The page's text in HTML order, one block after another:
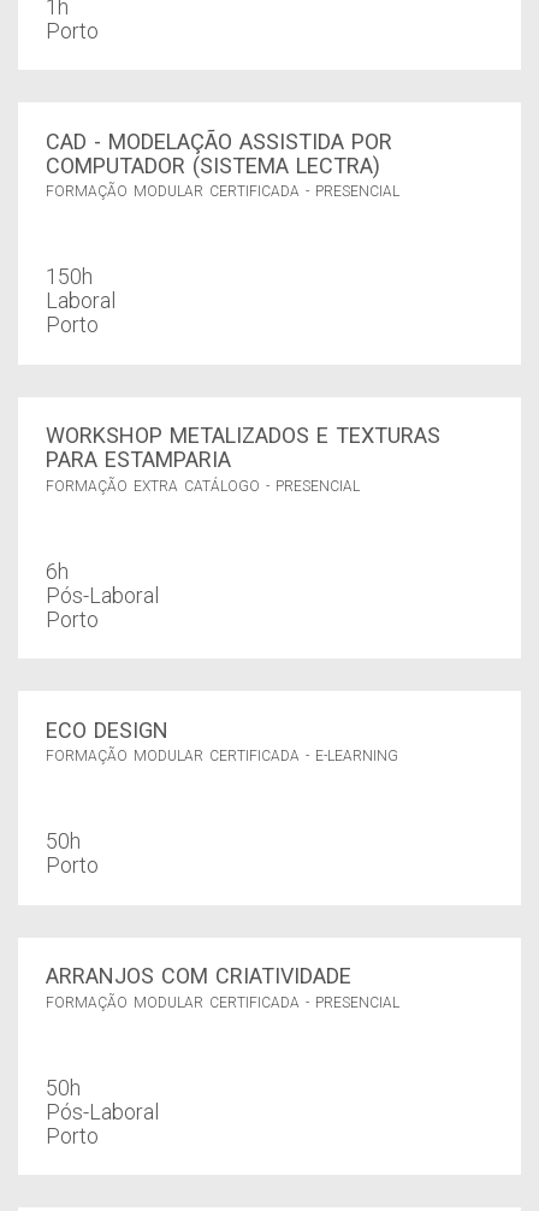
1h
Porto
CAD - MODELAÇÃO ASSISTIDA POR
COMPUTADOR (SISTEMA LECTRA)
FORMAÇÃO MODULAR CERTIFICADA - PRESENCIAL
150h
Laboral
Porto
WORKSHOP METALIZADOS E TEXTURAS
PARA ESTAMPARIA
FORMAÇÃO EXTRA CATÁLOGO - PRESENCIAL
6h
Pós-Laboral
Porto
ECO DESIGN
FORMAÇÃO MODULAR CERTIFICADA - E-LEARNING
50h
Porto
ARRANJOS COM CRIATIVIDADE
FORMAÇÃO MODULAR CERTIFICADA - PRESENCIAL
50h
Pós-Laboral
Porto